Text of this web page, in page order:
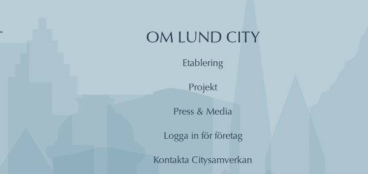
OM LUND CITY
Etablering
Projekt
Press & Media
Logga in för företag
Kontakta Citysamverkan